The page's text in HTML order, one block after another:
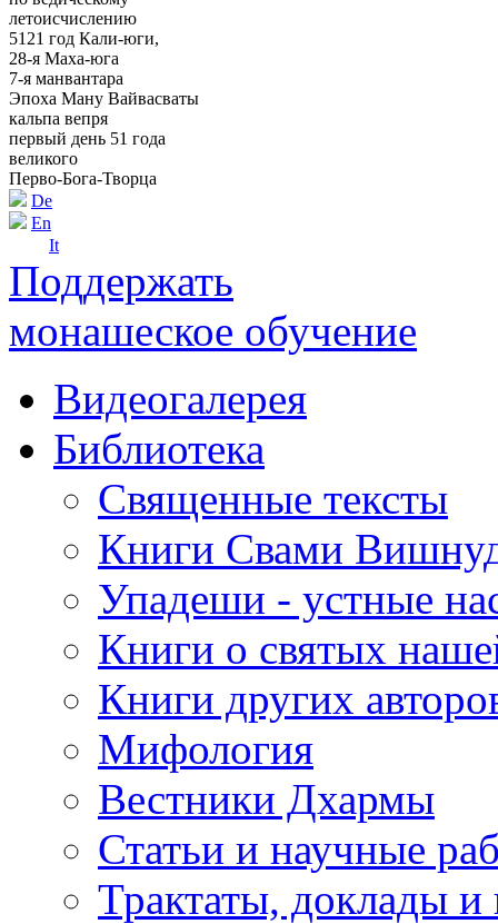
летоисчислению
5121 год Кали-юги,
28-я Маха-юга
7-я манвантара
Эпоха Ману Вайвасваты
кальпа вепря
первый день 51 года
великого
Перво-Бога-Творца
De
En
It
Поддержать
монашеское обучение
Видеогалерея
Библиотека
Священные тексты
Книги Свами
Упадеши - устные
Книги о святых
Книги других
Мифология
Вестники Дхармы
Статьи и научные
Трактаты, доклады